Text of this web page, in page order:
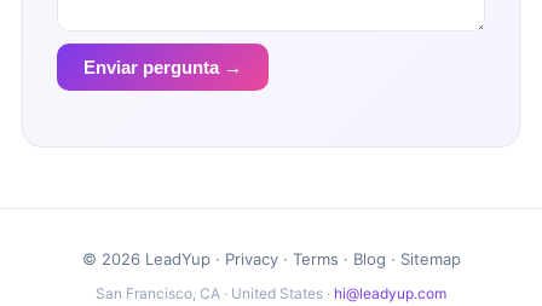
Enviar pergunta →
© 2026 LeadYup · Privacy· Terms · Blog · Sitemap
San Francisco, CA · United States · hi@leadyup.com